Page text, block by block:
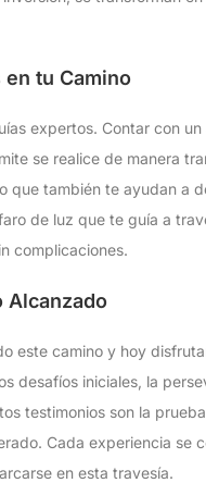
tu Camino
expertos. Contar con
se realice de manera
que también te ayudan a
de luz que te guía a
complicaciones.
Alcanzado
este camino y hoy
desafíos iniciales, la
testimonios son la
Cada experiencia se
en esta travesía.